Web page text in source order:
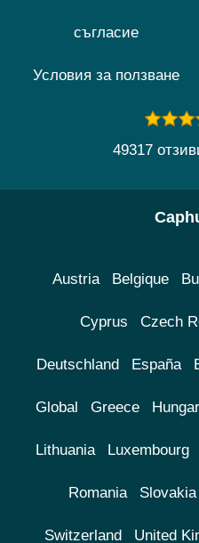
съгласие
Условия за ползване
49317
Austria Belgique
Cyprus Czech
Deutschland España
Global Greece
Lithuania Luxembourg
Romania Slovakia
Switzerland United